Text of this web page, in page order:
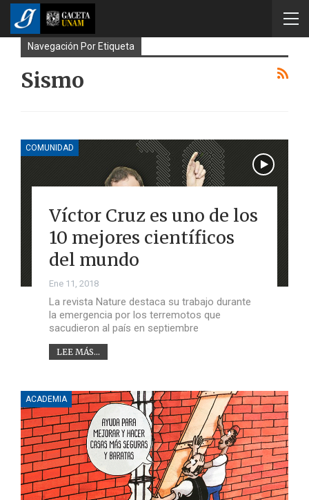
Navegación Por Etiqueta
Sismo
COMUNIDAD
Víctor Cruz es uno de los
10 mejores científicos
del mundo
Ene 11, 2018
La revista Nature destaca su trabajo durante
la emergencia por los terremotos que
sacudieron al país en septiembre
LEE MÁS...
ACADEMIA